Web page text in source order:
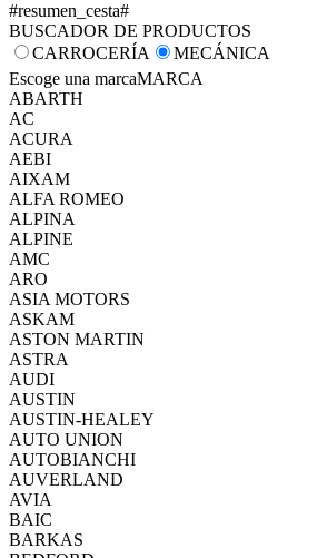
#resumen_cesta#
BUSCADOR DE PRODUCTOS
CARROCERÍA
MECÁNICA
Escoge una marcaMARCA
ABARTH
AC
ACURA
AEBI
AIXAM
ALFA ROMEO
ALPINA
ALPINE
AMC
ARO
ASIA MOTORS
ASKAM
ASTON MARTIN
ASTRA
AUDI
AUSTIN
AUSTIN-HEALEY
AUTO UNION
AUTOBIANCHI
AUVERLAND
AVIA
BAIC
BARKAS